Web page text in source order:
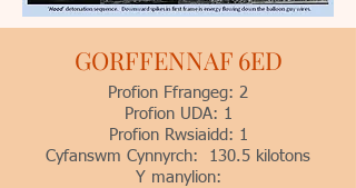
GORFFENNAF 6ED
Profion Ffrangeg: 2
Profion UDA: 1
Profion Rwsiaidd: 1
Cyfanswm Cynnyrch: 130.5 kilotons
Y manylion: